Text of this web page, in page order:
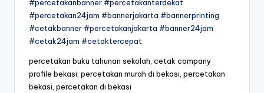
#percetakanbanner #percetakanterdekat
#percetakan24jam #bannerjakarta #bannerprinting
#cetakbanner #percetakanjakarta #banner24jam
#cetak24jam #cetaktercepat
percetakan buku tahunan sekolah cetak company
profile bekasi percetakan murah di bekasi percetakan
bekasi percetakan di bekasi